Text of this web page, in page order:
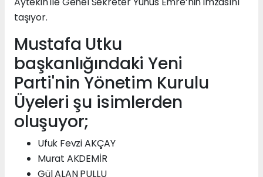
taşıyor.
Mustafa Utku
başkanlığındaki Yeni
Parti'nin Yönetim Kurulu
Üyeleri şu isimlerden
oluşuyor;
Ufuk Fevzi AKÇAY
Murat AKDEMİR
Gül ALAN PULLU